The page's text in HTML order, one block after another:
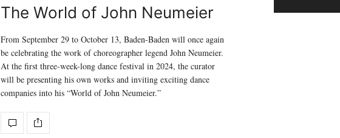
The World of John Neumeier
From September 29 to October 13, Baden-Baden will once again
be celebrating the work of choreographer legend John Neumeier.
At the first three-week-long dance festival in 2024, the curator
will be presenting his own works and inviting exciting dance
companies into his “World of John Neumeier.”